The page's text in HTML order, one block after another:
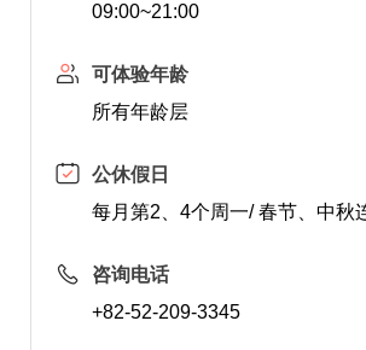
09:00~21:00
可体验年龄
所有年龄层
公休假日
每月第2、4个周一/ 春节、中秋
咨询电话
+82-52-209-3345